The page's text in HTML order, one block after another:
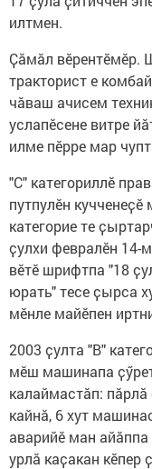
илтмен.
Ҫӑмӑл вӗрентӗмӗр.
тракторист е
чӑваш ачисем
услапӗсене витре
илме пӗрре мар
"С" категориллӗ
путпулӗн
категорие те
ҫулхи февралӗн 14-
вӗтӗ шрифтпа "18
юрать" тесе ҫырса
мӗнле майӗпен
2003 ҫулта "В"
мӗш машинапа
калаймастӑп: пӑрлӑ
кайнӑ, 6 хут
аварийӗ ман
урлӑ каҫакан кӗпер